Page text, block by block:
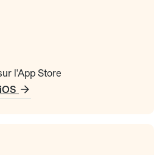
l'App Store